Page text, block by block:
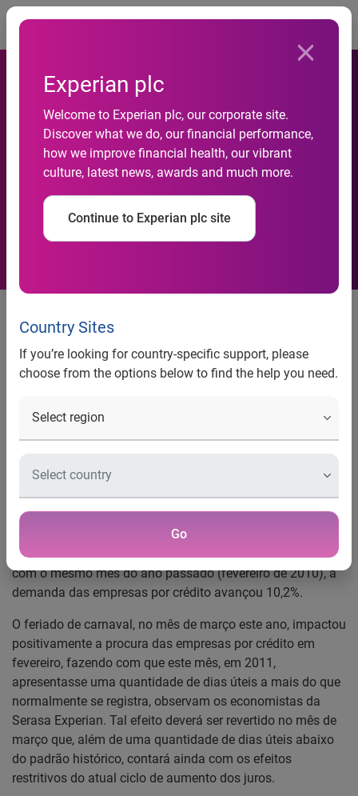
Experian plc
Welcome to Experian plc, our corporate site.
Discover what we do, our financial performance,
how we improve financial health, our vibrant
culture, latest news, awards and much more.
Continue to Experian plc site
Country Sites
If you’re looking for country-specific support, please
choose from the options below to find the help you need.
Go
Demanda das empresas por
crédito cresceu 5,3% em
fevereiro, aponta Serasa
Experian
Indicador Serasa Experian da
Demanda das Empresas por
Crédito – fevereiro/2011
por Crédito – fevereiro/2011
Alta no mês passado foi devido à procura das micro e
De acordo com o Indicador Serasa Experian da Demanda
das Empresas por Crédito, a quantidade de empresas que
procurou crédito cresceu 5,3% em fevereiro de 2011, em
relação ao mês imediatamente anterior. Na comparação
com o mesmo mês do ano passado (fevereiro de 2010), a
demanda das empresas por crédito avançou 10,2%.
O feriado de carnaval, no mês de março este ano, impactou
positivamente a procura das empresas por crédito em
fevereiro, fazendo com que este mês, em 2011,
apresentasse uma quantidade de dias úteis a mais do que
normalmente se registra, observam os economistas da
Serasa Experian. Tal efeito deverá ser revertido no mês de
março que, além de uma quantidade de dias úteis abaixo
do padrão histórico, contará ainda com os efeitos
restritivos do atual ciclo de aumento dos juros.